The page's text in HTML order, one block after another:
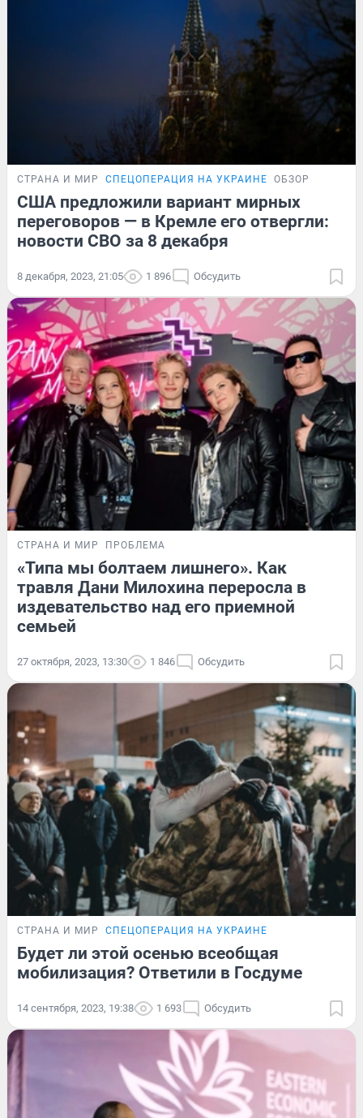
СТРАНА И МИР СПЕЦОПЕРАЦИЯ НА УКРАИНЕ ОБЗОР
США предложили вариант мирных
переговоров — в Кремле его отвергли:
новости СВО за 8 декабря
8 декабря, 2023, 21:05 1 896 Обсудить
СТРАНА И МИР ПРОБЛЕМА
«Типа мы болтаем лишнего». Как
травля Дани Милохина переросла в
издевательство над его приемной
семьей
27 октября, 2023, 13:30 1 846 Обсудить
СТРАНА И МИР СПЕЦОПЕРАЦИЯ НА УКРАИНЕ
Будет ли этой осенью всеобщая
мобилизация? Ответили в Госдуме
14 сентября, 2023, 19:38 1 693 Обсудить